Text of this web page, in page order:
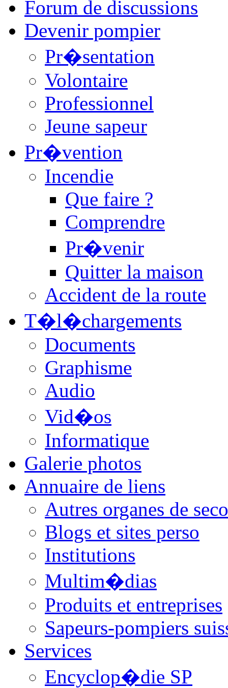
Forum de discussions
Devenir pompier
Pr�sentation
Volontaire
Professionnel
Jeune sapeur
Pr�vention
Incendie
Que faire ?
Comprendre
Pr�venir
Quitter la maison
Accident de la route
T�l�chargements
Documents
Graphisme
Audio
Vid�os
Informatique
Galerie photos
Annuaire de liens
Autres organes de
Blogs et sites perso
Institutions
Multim�dias
Produits et entreprises
Sapeurs-pompiers
Services
Encyclop�die SP